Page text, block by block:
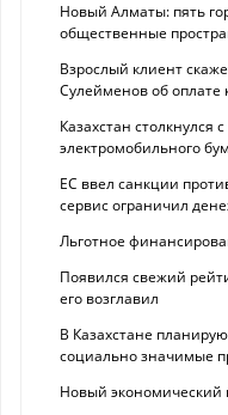
Новый Алматы: пять
общественные
Взрослый клиент
Сулейменов об оплате
Казахстан столкнулся
электромобильного
ЕС ввел санкции
сервис ограничил
Льготное
Появился свежий
его возглавил
В Казахстане
социально значимые
Новый экономический